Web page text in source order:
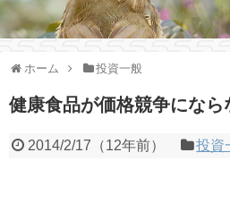
ホーム 投資一般
健康食品が価格競争になら
2014/2/17 （12年前） 投資